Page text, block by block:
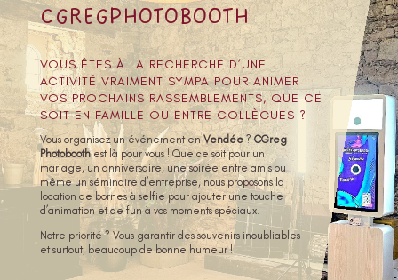
CGREGPHOTOBOOTH
VOUS ÊTES À LA RECHERCHE D’UNE
ACTIVITÉ VRAIMENT SYMPA POUR ANIMER
VOS PROCHAINS RASSEMBLEMENTS, QUE CE
SOIT EN FAMILLE OU ENTRE COLLÈGUES ?
Vous organisez un événement enVendée?CGreg
Photoboothest là pour vous ! Que ce soit pour un
mariage, un anniversaire, une soirée entre amis ou
même un séminaire d’entreprise, nous proposons la
location de bornes à selfie pour ajouter une touche
d’animation et de fun à vos moments spéciaux.
Notre priorité ? Vous garantir des souvenirs inoubliables
et surtout, beaucoup de bonne humeur !